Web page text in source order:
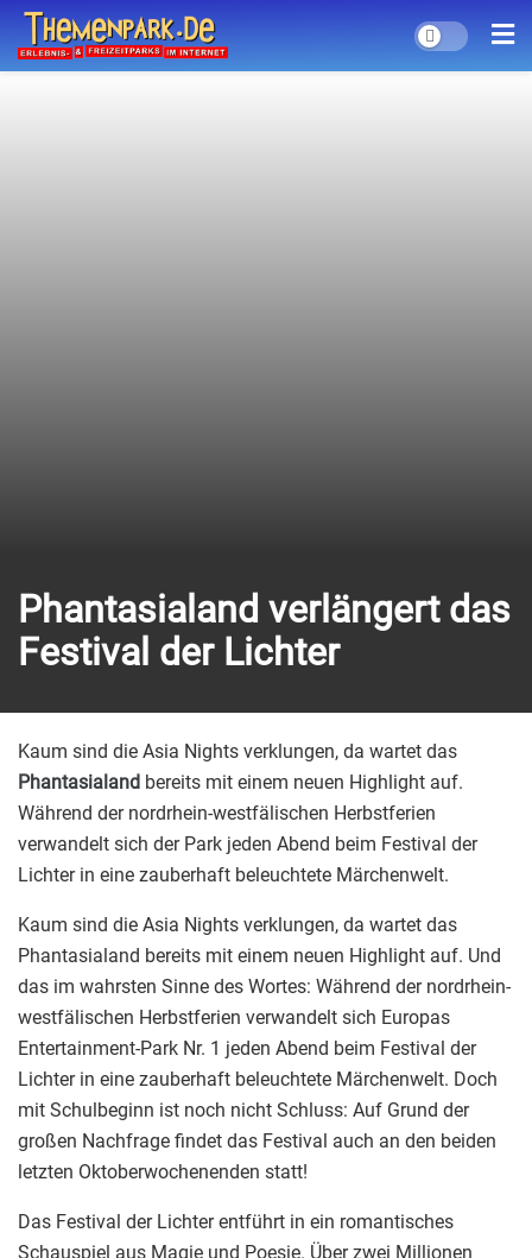
Phantasialand verlängert das
Festival der Lichter
Kaum sind die Asia Nights verklungen, da wartet das
Phantasialand bereits mit einem neuen Highlight auf.
Während der nordrhein-westfälischen Herbstferien
verwandelt sich der Park jeden Abend beim Festival der
Lichter in eine zauberhaft beleuchtete Märchenwelt.
Kaum sind die Asia Nights verklungen, da wartet das
Phantasialand bereits mit einem neuen Highlight auf. Und
das im wahrsten Sinne des Wortes: Während der nordrhein-
westfälischen Herbstferien verwandelt sich Europas
Entertainment-Park Nr. 1 jeden Abend beim Festival der
Lichter in eine zauberhaft beleuchtete Märchenwelt. Doch
mit Schulbeginn ist noch nicht Schluss: Auf Grund der
großen Nachfrage findet das Festival auch an den beiden
letzten Oktoberwochenenden statt!
Das Festival der Lichter entführt in ein romantisches
Schauspiel aus Magie und Poesie. Über zwei Millionen